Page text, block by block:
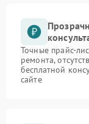
Точные прайс-
ремонта,
бесплатной
сайте